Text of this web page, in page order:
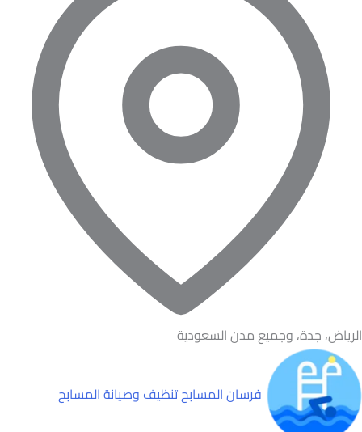
الرياض، جدة، وجميع مدن السعودية
فرسان المسابحتنظيف وصيانة المسابح